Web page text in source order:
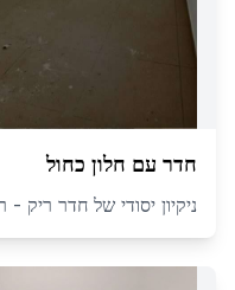
חדר עם חלון כחול
ניקיון יסודי של חדר ריק -